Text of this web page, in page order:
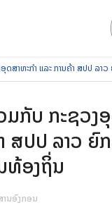
ສາຫະກຳ ​ແລະ ​ການ​ຄ້າ ສ​ປປ ລາ
ກັບ ກະ​ຊວງ​ອຸ
ສ​ປປ ລາວ
ທ້ອງ​ຖິ່ນ
ານອົງກອນ